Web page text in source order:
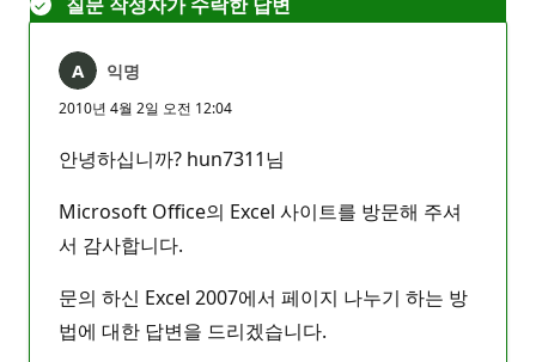
익명
2010년 4월 2일 오전 12:04
안녕하십니까? hun7311님
Microsoft Office의 Excel 사이트를 방문해 주셔
서 감사합니다.
문의 하신 Excel 2007에서 페이지 나누기 하는 방
법에 대한 답변을 드리겠습니다.